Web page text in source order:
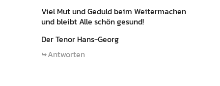
Viel Mut und Geduld beim Weitermachen
und bleibt Alle schön gesund!
Der Tenor Hans-Georg
Antworten